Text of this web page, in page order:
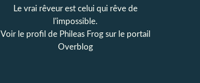
Le vrai rêveur est celui qui rêve de
l'impossible.
Voir le profil de Phileas Frogsur le portail
Overblog